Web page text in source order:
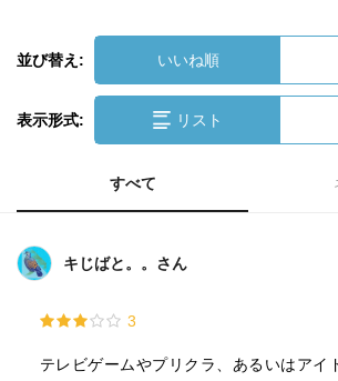
並び替え: いいね順
表示形式: リスト
すべて
キじばと。。さん
3
テレビゲームやプリクラ、あるいはアイ